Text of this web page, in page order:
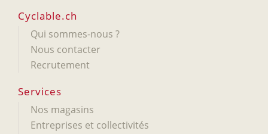
Cyclable.ch
Qui sommes-nous ?
Nous contacter
Recrutement
Services
Nos magasins
Entreprises et collectivités